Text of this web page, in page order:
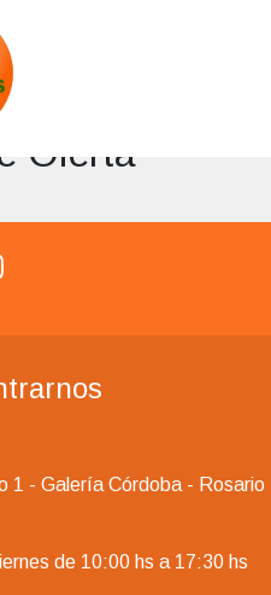
Oferta
1 - Galería Córdoba -
de 10:00 hs a 17:30 hs